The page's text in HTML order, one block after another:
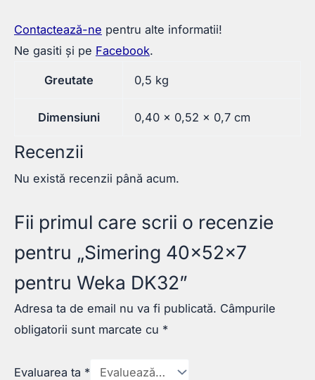
Contactează-ne pentru alte informatii!
Ne gasiti și pe Facebook.
Greutate 0,5 kg
Dimensiuni 0,40 × 0,52 × 0,7 cm
Recenzii
Nu există recenzii până acum.
Fii primul care scrii o recenzie
pentru „Simering 40x52x7
pentru Weka DK32”
Adresa ta de email nu va fi publicată. Câmpurile
obligatorii sunt marcate cu *
Evaluarea ta *